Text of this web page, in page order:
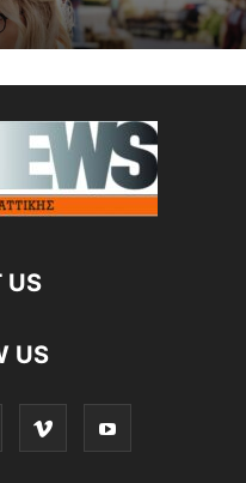
US
US